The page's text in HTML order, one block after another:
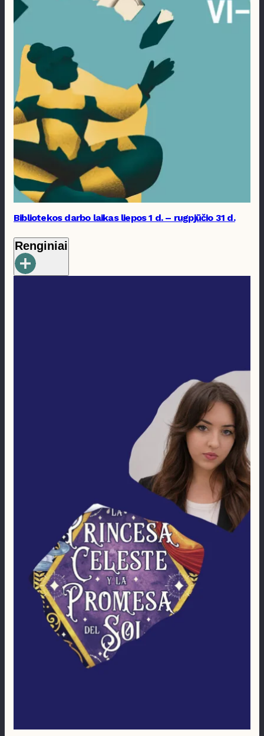
Bibliotekos darbo laikas liepos 1 d. – rugpjūčio 31 d.
Renginiai